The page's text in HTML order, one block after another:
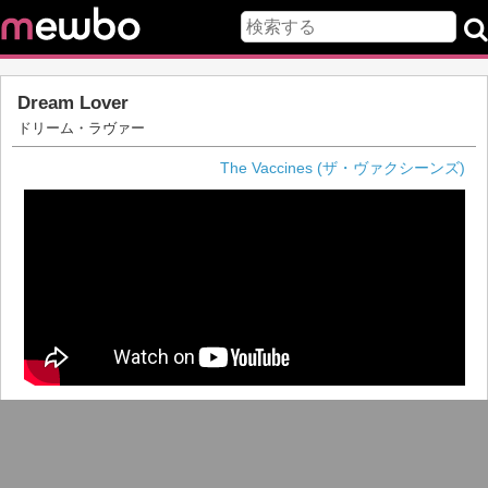
Dream Lover
ドリーム・ラヴァー
The Vaccines (ザ・ヴァクシーンズ)